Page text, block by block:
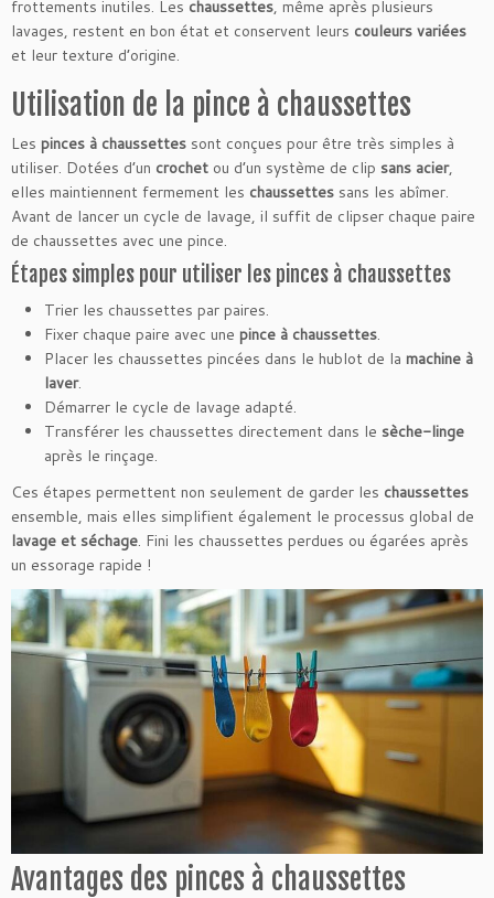
frottements inutiles. Les chaussettes, même après plusieurs
lavages, restent en bon état et conservent leurs couleurs variées
et leur texture d’origine.
Utilisation de la pince à chaussettes
Les pinces à chaussettes sont conçues pour être très simples à
utiliser. Dotées d’un crochet ou d’un système de clip sans acier,
elles maintiennent fermement les chaussettes sans les abîmer.
Avant de lancer un cycle de lavage, il suffit de clipser chaque paire
de chaussettes avec une pince.
Étapes simples pour utiliser les pinces à chaussettes
Trier les chaussettes par paires.
Fixer chaque paire avec une pince à chaussettes.
Placer les chaussettes pincées dans le hublot de la machine à
laver.
Démarrer le cycle de lavage adapté.
Transférer les chaussettes directement dans le sèche-linge
après le rinçage.
Ces étapes permettent non seulement de garder les chaussettes
ensemble, mais elles simplifient également le processus global de
lavage et séchage. Fini les chaussettes perdues ou égarées après
un essorage rapide !
Avantages des pinces à chaussettes